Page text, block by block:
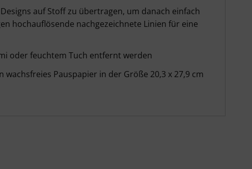
auf Stoff zu übertragen, um danach einfach
hochauflösende nachgezeichnete Linien für eine
oder feuchtem Tuch entfernt werden
Pauspapier in der Größe 20,3 x 27,9 cm